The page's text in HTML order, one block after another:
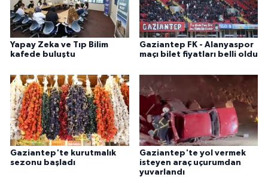
Yapay Zeka ve Tıp Bilim
kafede buluştu
Gaziantep FK - Alanyaspor
maçı bilet fiyatları belli oldu
Gaziantep'te kurutmalık
sezonu başladı
Gaziantep'te yol vermek
isteyen araç uçurumdan
yuvarlandı